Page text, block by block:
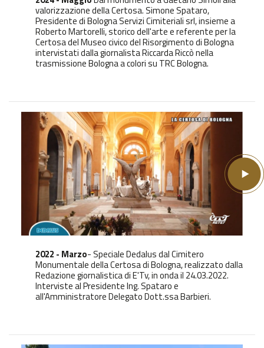
valorizzazione della Certosa. Simone Spataro,
Presidente di Bologna Servizi Cimiteriali srl, insieme a
Roberto Martorelli, storico dell'arte e referente per la
Certosa del Museo civico del Risorgimento di Bologna
intervistati dalla giornalista Riccarda Riccò nella
trasmissione Bologna a colori su TRC Bologna.
2022 - Marzo- Speciale Dedalus dal Cimitero
Monumentale della Certosa di Bologna, realizzato dalla
Redazione giornalistica di E'Tv, in onda il 24.03.2022.
Interviste al Presidente Ing. Spataro e
all'Amministratore Delegato Dott.ssa Barbieri.